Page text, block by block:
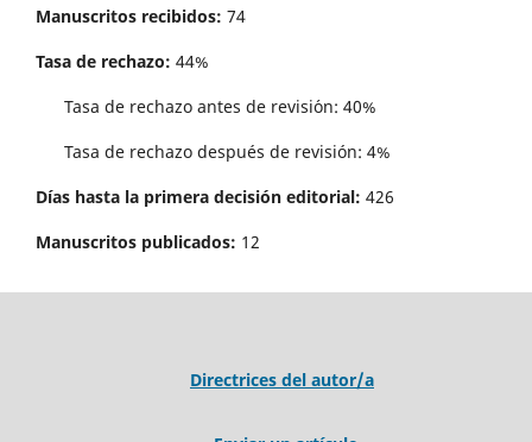
Manuscritos recibidos: 74
Tasa de rechazo: 44%
Tasa de rechazo antes de revisi´on: 40%
Tasa de rechazo después de revisión: 4%
Días hasta la primera decisión editorial: 426
Manuscritos publicados: 12
Directrices del autor/a